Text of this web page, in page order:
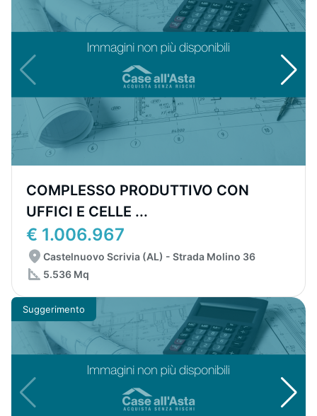
COMPLESSO PRODUTTIVO CON
UFFICI E CELLE ...
€ 1.006.967
Castelnuovo Scrivia (AL) - Strada Molino 36
5.536 Mq
Suggerimento